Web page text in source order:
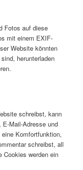
Fotos auf diese
mit einem EXIF-
Website könnten
herunterladen
schreibst, kann
E-Mail-Adresse und
Komfortfunktion,
schreibst, all
Cookies werden ein